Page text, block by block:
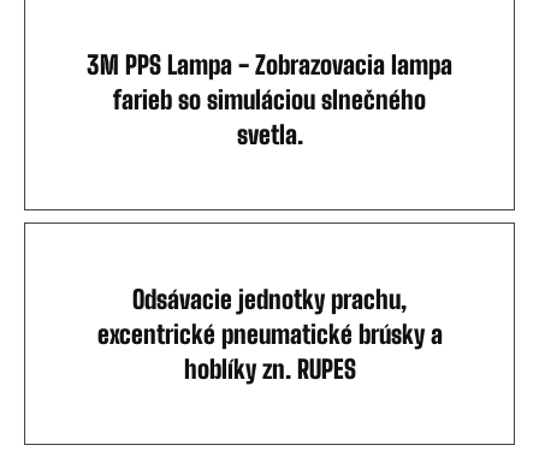
3M PPS Lampa - Zobrazovacia lampa
farieb so simuláciou slnečného
svetla.
Odsávacie jednotky prachu,
excentrické pneumatické brúsky a
hoblíky zn. RUPES